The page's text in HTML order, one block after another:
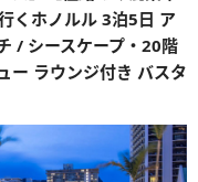
くホノルル 3泊5日 ア
/ シースケープ・20階
ー ラウンジ付き バスタ